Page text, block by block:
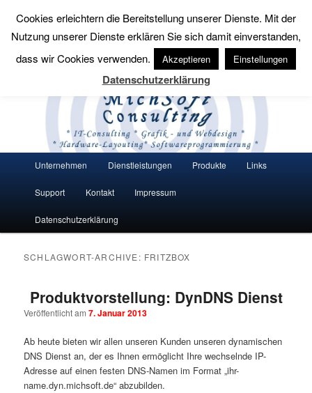
MichSoft Consulting
Wir bringen Lösungen auf den Punkt.
Suchen
Zum Inhalt wechseln
Zum sekundären Inhalt wechseln
Unternehmen Dienstleistungen Produkte Links
Support Kontakt Impressum
Datenschutzerklärung
SCHLAGWORT-ARCHIVE: FRITZBOX
Produktvorstellung: DynDNS Dienst
Veröffentlicht am7. Januar 2013
Ab heute bieten wir allen unseren Kunden unseren dynamischen
DNS Dienst an, der es Ihnen ermöglicht Ihre wechselnde IP-
Adresse auf einen festen DNS-Namen im Format „ihr-
name.dyn.michsoft.de“ abzubilden.
Cookies erleichtern die Bereitstellung unserer Dienste. Mit der
Nutzung unserer Dienste erklären Sie sich damit einverstanden,
dass wir Cookies verwenden.
Akzeptieren Einstellungen
Datenschutzerklärung